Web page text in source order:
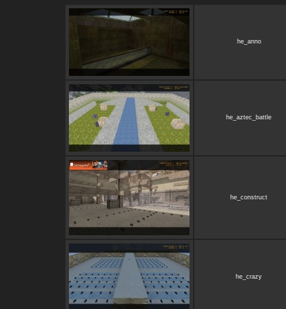
he_anno
he_aztec_battle
he_construct
he_crazy